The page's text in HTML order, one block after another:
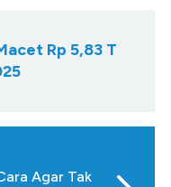
Rp 5,83 T
Agar Tak